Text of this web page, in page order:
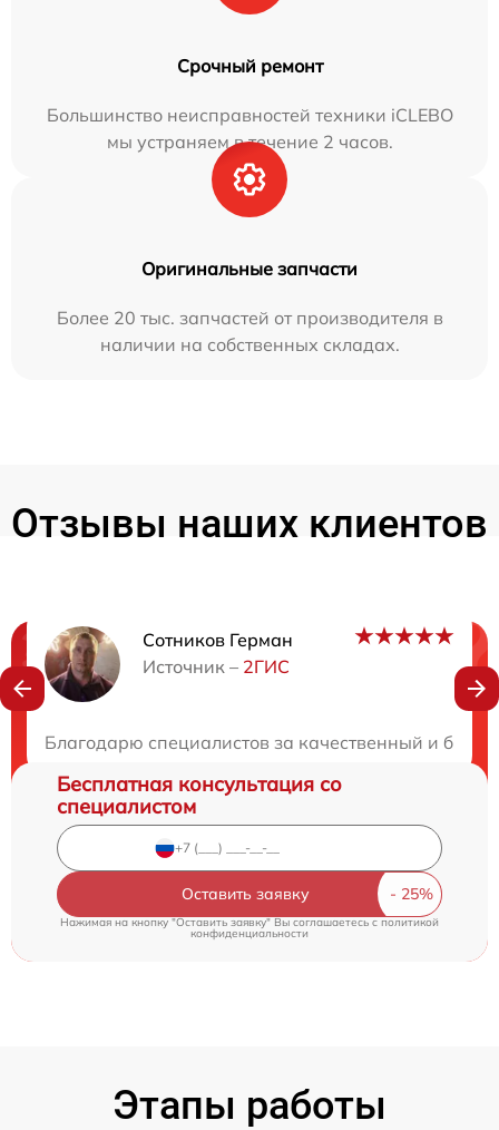
Срочный ремонт
Большинство неисправностей техники iCLEBO
мы устраняем в течение 2 часов.
Оригинальные запчасти
Более 20 тыс. запчастей от производителя в
наличии на собственных складах.
Отзывы наших клиентов
Сотников Герман
Источник – 2ГИС
Благодарю специалистов за качественный и
Нужна консультация?
Бесплатная консультация со
специалистом
Оставить заявку
Нажимая на кнопку "Оставить заявку" Вы соглашаетесь cполитикой
конфиденциальности
Этапы работы